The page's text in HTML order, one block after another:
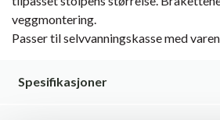
veggmontering.
Passer til selvvanningskasse med
Spesifikasjoner